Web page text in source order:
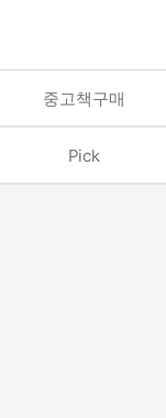
중고책구매
Pick